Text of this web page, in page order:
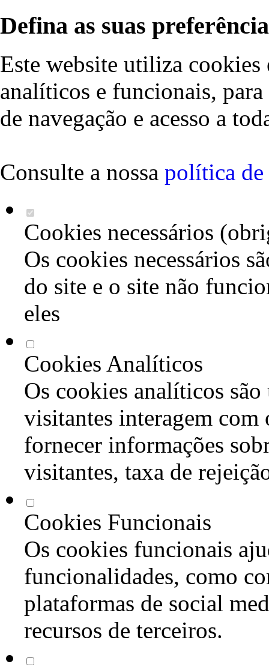
Defina as suas
Este website utiliza cookies
analíticos e funcionais,
de navegação e acesso a
Consulte a nossa política de
Cookies necessários
Os cookies necessários
do site e o site não
eles
Cookies Analíticos
Os cookies analíticos são
visitantes interagem com
fornecer informações
visitantes, taxa de
Cookies Funcionais
Os cookies funcionais
funcionalidades, como
plataformas de social
recursos de terceiros.